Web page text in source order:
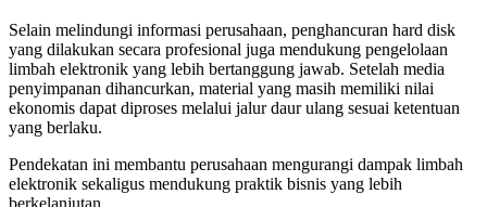
Selain melindungi informasi perusahaan, penghancuran hard disk
yang dilakukan secara profesional juga mendukung pengelolaan
limbah elektronik yang lebih bertanggung jawab. Setelah media
penyimpanan dihancurkan, material yang masih memiliki nilai
ekonomis dapat diproses melalui jalur daur ulang sesuai ketentuan
yang berlaku.
Pendekatan ini membantu perusahaan mengurangi dampak limbah
elektronik sekaligus mendukung praktik bisnis yang lebih